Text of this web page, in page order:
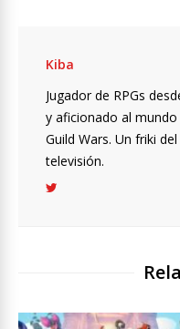
Kiba
Jugador de RPGs
y aficionado al
Guild Wars. Un friki
televisión.